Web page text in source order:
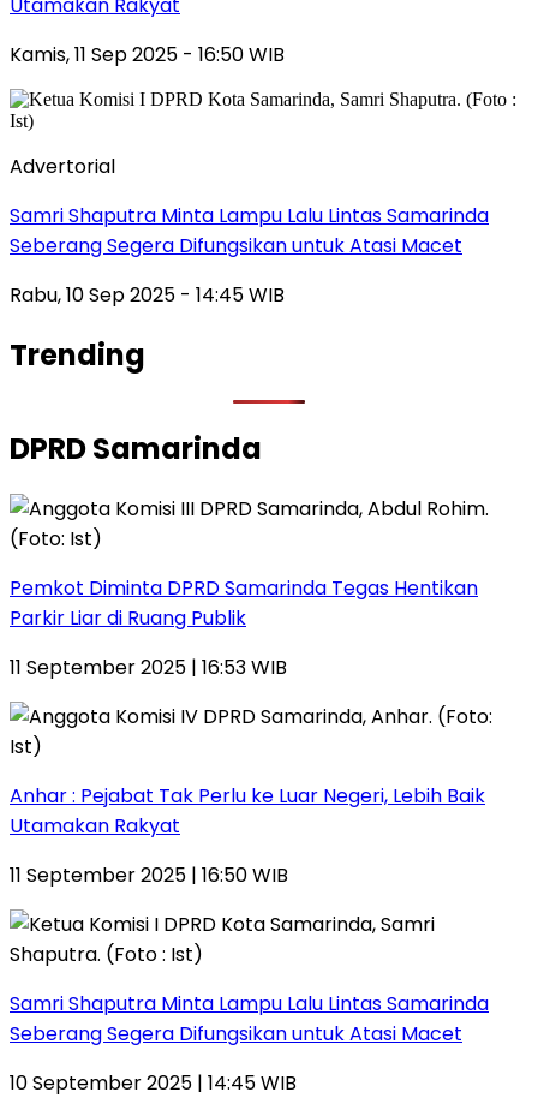
Kamis, 11 Sep 2025 - 16:50 WIB
Advertorial
Samri Shaputra Minta Lampu Lalu Lintas Samarinda
Seberang Segera Difungsikan untuk Atasi Macet
Rabu, 10 Sep 2025 - 14:45 WIB
Trending
DPRD Samarinda
Pemkot Diminta DPRD Samarinda Tegas Hentikan
Parkir Liar di Ruang Publik
11 September 2025 | 16:53 WIB
Anhar : Pejabat Tak Perlu ke Luar Negeri, Lebih Baik
Utamakan Rakyat
11 September 2025 | 16:50 WIB
Samri Shaputra Minta Lampu Lalu Lintas Samarinda
Seberang Segera Difungsikan untuk Atasi Macet
10 September 2025 | 14:45 WIB